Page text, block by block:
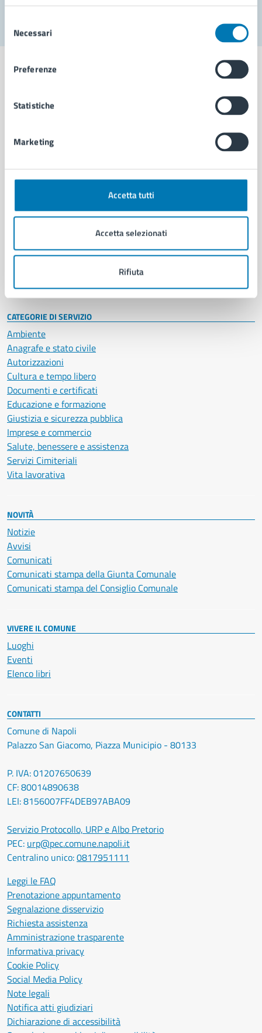
delNecessari
Preferenze
Statistiche
Marketing
Accetta tutti
Accetta selezionati
Rifiuta
Comune di Napoli
AMMINISTRAZIONE
Organi di governo
Enti e fondazioni
Personale amministrativo
Intranet, posta aziendale e protocollo
CATEGORIE DI SERVIZIO
Ambiente
Anagrafe e stato civile
Autorizzazioni
Cultura e tempo libero
Documenti e certificati
Educazione e formazione
Giustizia e sicurezza pubblica
Imprese e commercio
Salute, benessere e assistenza
Servizi Cimiteriali
Vita lavorativa
NOVITÀ
Notizie
Avvisi
Comunicati
Comunicati stampa della Giunta Comunale
Comunicati stampa del Consiglio Comunale
VIVERE IL COMUNE
Luoghi
Eventi
Elenco libri
CONTATTI
Comune di Napoli
Palazzo San Giacomo, Piazza Municipio - 80133
P. IVA: 01207650639
CF: 80014890638
LEI: 8156007FF4DEB97ABA09
Servizio Protocollo, URP e Albo Pretorio
PEC: urp@pec.comune.napoli.it
Centralino unico:0817951111
Leggi le FAQ
Prenotazione appuntamento
Segnalazione disservizio
Richiesta assistenza
Amministrazione trasparente
Informativa privacy
Cookie Policy
Social Media Policy
Note legali
Notifica atti giudiziari
Dichiarazione di accessibilità